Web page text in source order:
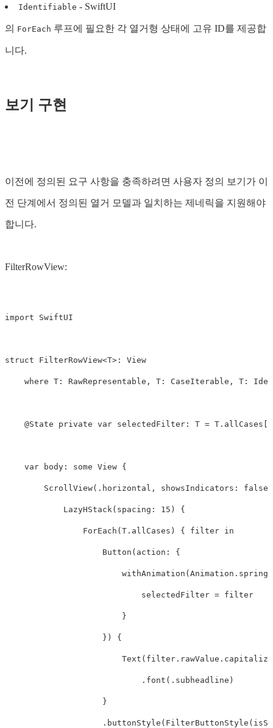
Identifiable - SwiftUI
의 ForEach 루프에 필요한 각 열거형 상태에 고유 ID를 제공합
니다.
보기 구현
이전에 정의된 요구 사항을 충족하려면 사용자 정의 보기가 이
전 단계에서 정의된 열거 모델과 일치하는 제네릭을 지원해야
합니다.
FilterRowView:
import SwiftUI
struct FilterRowView<T> : View
where T : RawRepresentable , T : CaseIterable , T :
@State private var selectedFilter : T = T . allCases [
var body : some View {
ScrollView( . horizontal , showsIndicators : false
LazyHStack ( spacing : 15 ) {
ForEach (T . allCases ) { filter in
Button ( action : {
withAnimation (Animation . spring
selectedFilter = filter
}
}) {
Text ( filter . rawValue .
. font ( . subheadline )
}
. buttonStyle ( FilterButtonStyle (